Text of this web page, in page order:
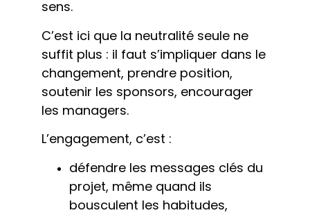
sens.
C’est ici que la neutralité seule ne
suffit plus : il faut s’impliquer dans le
changement, prendre position,
soutenir les sponsors, encourager
les managers.
L’engagement, c’est :
défendre les messages clés du
projet, même quand ils
bousculent les habitudes,